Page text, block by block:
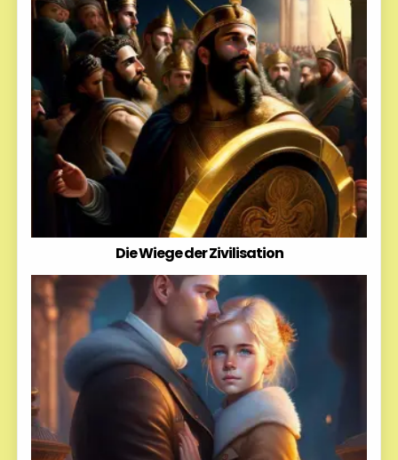
Die Wiege der Zivilisation